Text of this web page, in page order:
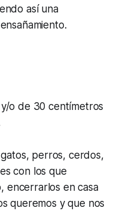
así una
o de 30 centímetros
perros, cerdos,
con los que
encerrarlos en casa
queremos y que nos